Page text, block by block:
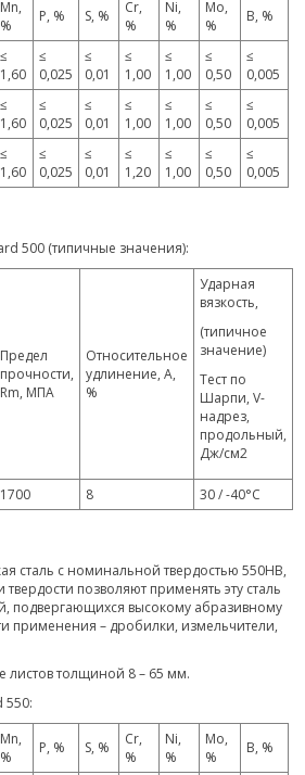
Mn,
%
P, % S, %
Cr,
%
Ni,
%
Mo,
%
B, %
≤
1,60
≤
0,025
≤
0,01
≤
1,00
≤
1,00
≤
0,50
≤
0,005
≤
1,60
≤
0,025
≤
0,01
≤
1,00
≤
1,00
≤
0,50
≤
0,005
≤
1,60
≤
0,025
≤
0,01
≤
1,20
≤
1,00
≤
0,50
≤
0,005
500 (типичные значения):
Предел
прочности,
Rm, МПА
Относительное
удлинение, A,
%
Ударная
вязкость,
(типичное
значение)
Тест по
Шарпи, V-
надрез,
продольный,
Дж/см2
1700 8 30 / -40°C
сталь с номинальной твердостью 550HB,
твердости позволяют применять эту сталь
подвергающихся высокому абразивному
применения – дробилки, измельчители,
листов толщиной 8 – 65 мм.
550:
Mn,
%
P, % S, %
Cr,
%
Ni,
%
Mo,
%
B, %